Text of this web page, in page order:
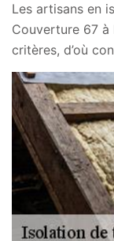
Les artisans en
Couverture 67
critères, d’où